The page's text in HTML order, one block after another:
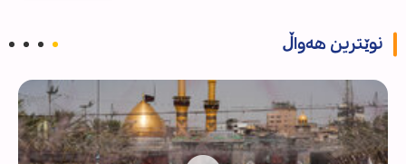
نوێترین هەواڵ